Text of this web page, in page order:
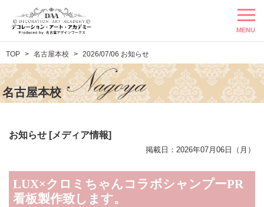
MENU
TOP 名古屋本校 2026/07/06 お知らせ
名古屋本校
お知らせ [メディア情報]
掲載日：2026年07月06日（月）
LUX×クロミちゃんコラボシャンプーPR
看板製作致します。